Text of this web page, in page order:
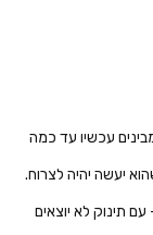
עכשיו עד כמה
יעשה יהיה לצרוח.
תינוק לא יוצאים